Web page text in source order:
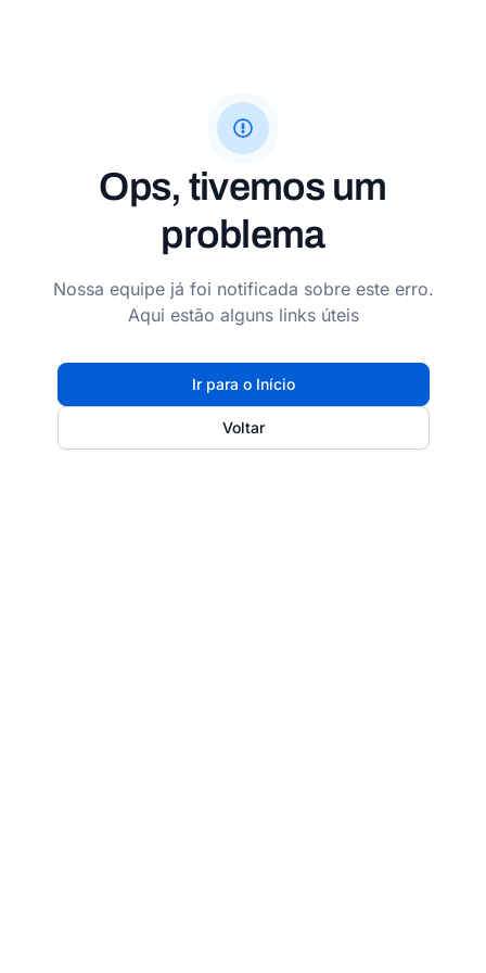
Ops, tivemos um
problema
Nossa equipe já foi notificada sobre este erro.
Aqui estão alguns links úteis
Ir para o Início
Voltar